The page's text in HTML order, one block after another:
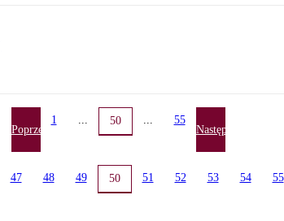
Poprzednia
1 ... 50 ... 55
Następna
47 48 49 50 51 52 53 54 55